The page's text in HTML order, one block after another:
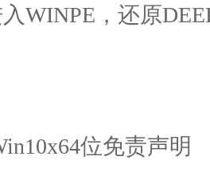
WINPE，还原
位免责声明